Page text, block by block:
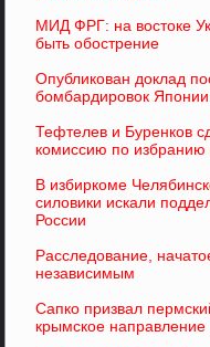
МИД ФРГ: на востоке
быть обострение
Опубликован доклад
бомбардировок Японии
Тефтелев и Буренков
комиссию по избранию
В избиркоме
силовики искали
России
Расследование,
независимым
Сапко призвал
крымское направление